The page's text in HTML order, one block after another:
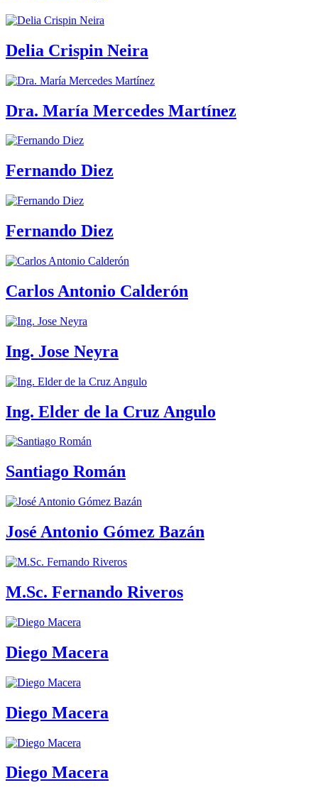
Delia Crispin Neira
Dra. María Mercedes Martínez
Fernando Diez
Fernando Diez
Carlos Antonio Calderón
Ing. Jose Neyra
Ing. Elder de la Cruz Angulo
Santiago Román
José Antonio Gómez Bazán
M.Sc. Fernando Riveros
Diego Macera
Diego Macera
Diego Macera